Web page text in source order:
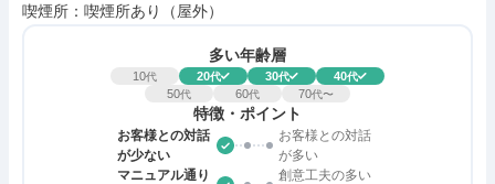
喫煙所：喫煙所あり（屋外）
多い年齢層
10代 20代 30代 40代
50代 60代 70代〜
特徴・ポイント
お客様との対話
が少ない
お客様との対話
が多い
マニュアル通り
創意工夫の多い